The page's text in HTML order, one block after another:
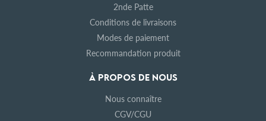
2nde Patte
Conditions de livraisons
Modes de paiement
Recommandation produit
À PROPOS DE NOUS
Nous connaître
CGV/CGU